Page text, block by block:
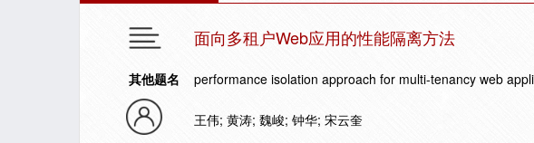
面向多租户Web应用的性能隔离方法
其他题名 performance isolation approach for multi-tenancy web
王伟; 黄涛; 魏峻; 钟华; 宋云奎